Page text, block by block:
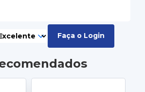
Faça o Login